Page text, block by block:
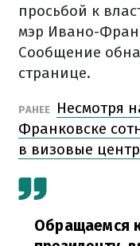
просьбой к
мэр Ивано-
Сообщение
странице.
РАНЕЕ
Несмотря
Франковске
в визовые
Обращаемся